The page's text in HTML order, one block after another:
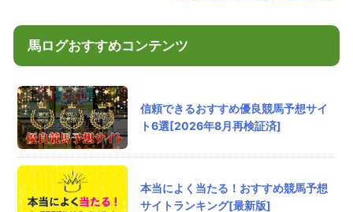
匿名さん
勝馬総合センターの口コミ
地方しかやってないけど南関が得意な気がする
評価：
匿名さん
競馬裏街道の口コミ
馬ログおすすめコンテンツ
信頼できるおすすめ優良競馬予想サイ
ト6選[2026年8月再検証済]
本当によく当たる！おすすめ競馬予想
サイトランキング[最新版]